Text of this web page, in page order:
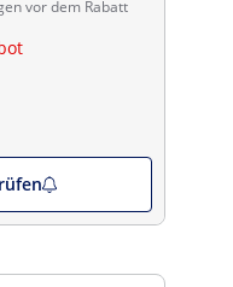
vor dem Rabatt